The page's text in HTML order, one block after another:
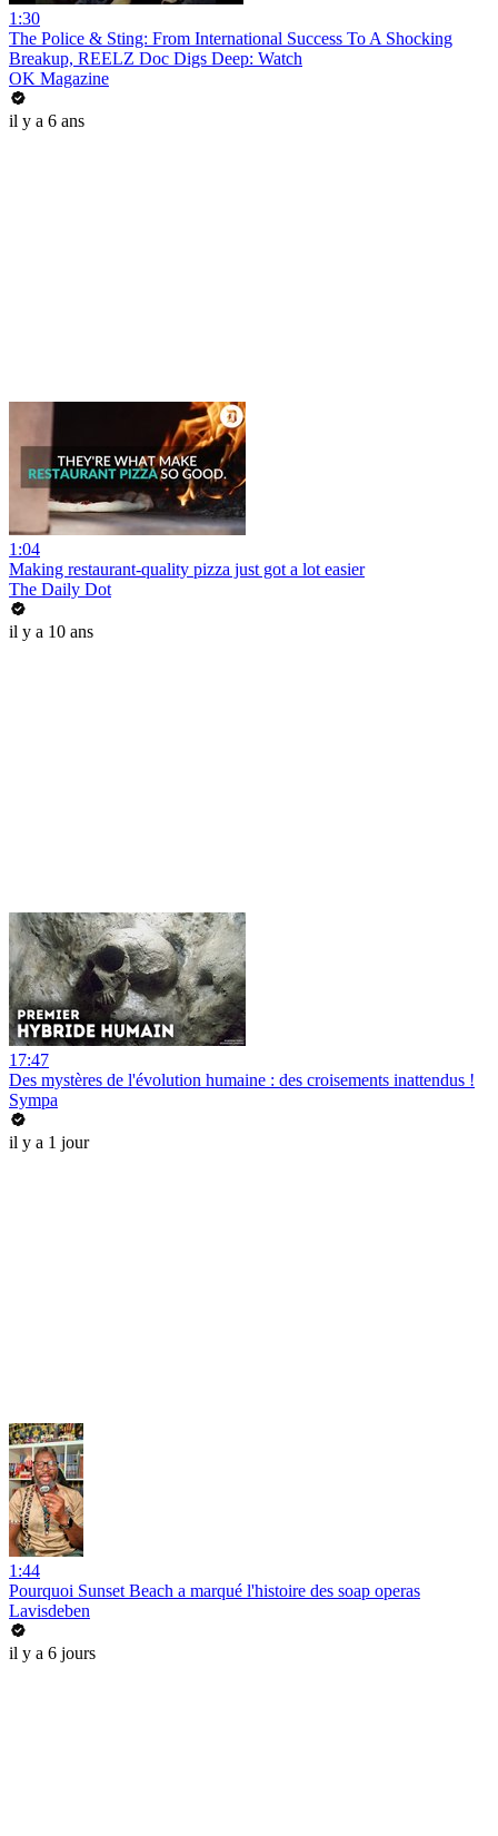
1:30
The Police & Sting: From International Success To A Shocking
Breakup, REELZ Doc Digs Deep: Watch
OK Magazine
il y a 6 ans
1:04
Making restaurant-quality pizza just got a lot easier
The Daily Dot
il y a 10 ans
17:47
Des mystères de l'évolution humaine : des croisements inattendus !
Sympa
il y a 1 jour
1:44
Pourquoi Sunset Beach a marqué l'histoire des soap operas
Lavisdeben
il y a 6 jours